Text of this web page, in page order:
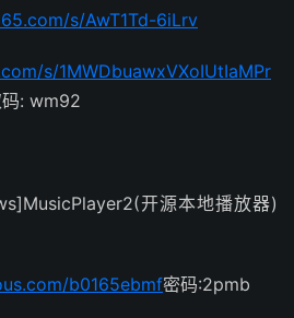
s/AwT1Td-6iLrv
s/1MWDbuawxVXoIUtIaMPr
: wm92
开源本地播放器)
b0165ebmf密码:2pmb